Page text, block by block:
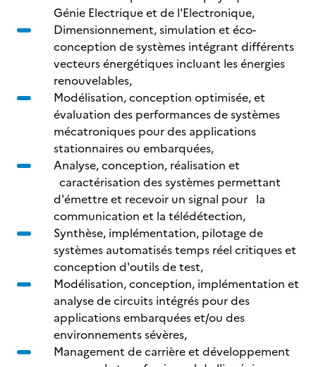
Génie Electrique et de l'Electronique,
Dimensionnement, simulation et éco-
conception de systèmes intégrant différents
vecteurs énergétiques incluant les énergies
renouvelables,
Modélisation, conception optimisée, et
évaluation des performances de systèmes
mécatroniques pour des applications
stationnaires ou embarquées,
Analyse, conception, réalisation et
caractérisation des systèmes permettant
d'émettre et recevoir un signal pour la
communication et la télédétection,
Synthèse, implémentation, pilotage de
systèmes automatisés temps réel critiques et
conception d'outils de test,
Modélisation, conception, implémentation et
analyse de circuits intégrés pour des
applications embarquées et/ou des
environnements sévères,
Management de carrière et développement